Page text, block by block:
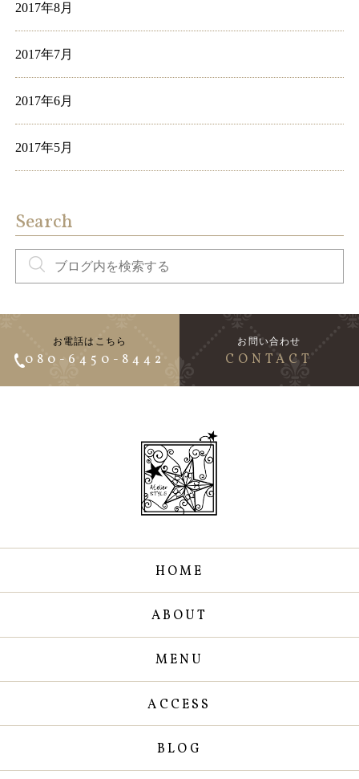
2017年8月
2017年7月
2017年6月
2017年5月
Search
お電話はこちら
080-6450-8442
お問い合わせ
CONTACT
HOME
ABOUT
MENU
ACCESS
BLOG